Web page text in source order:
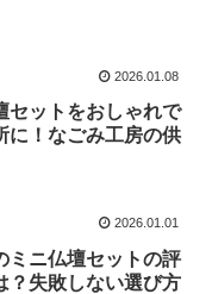
2026.01.08
セットをおしゃれで
に！なごみ工房の供
2026.01.01
ミニ仏壇セットの評
？失敗しない選び方